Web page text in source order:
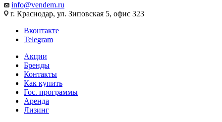
info@vendem.ru
г. Краснодар, ул. Зиповская 5, офис 323
Вконтакте
Telegram
Акции
Бренды
Контакты
Как купить
Гос. программы
Аренда
Лизинг